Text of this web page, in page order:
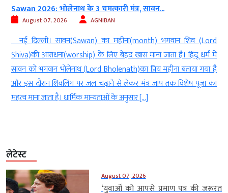
Sawan 2026: भोलेनाथ के 3 चमत्कारी मंत्र, सावन...
August 07, 2026 AGNIBAN
नई दिल्ली। सावन(Sawan) का महीना(month) भगवान शिव (Lord
Shiva)की आराधना(worship) के लिए बेहद खास माना जाता है। हिंदू धर्म में
सावन को भगवान भोलेनाथ (Lord Bholenath)का प्रिय महीना बताया गया है
और इस दौरान शिवलिंग पर जल चढ़ाने से लेकर मंत्र जाप तक विशेष पूजा का
महत्व माना जाता है। धार्मिक मान्यताओं के अनुसार […]
लेटेस्ट
August 07, 2026
‘युवाओं को आपसे प्रमाण पत्र की जरूरत